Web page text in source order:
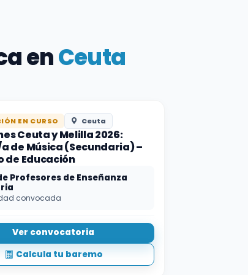
enCeuta
EN CURSO Ceuta
Ceuta y Melilla 2026:
de Música (Secundaria) –
de Educación
Profesores de Enseñanza
convocada
Ver convocatoria
Calcula tu baremo